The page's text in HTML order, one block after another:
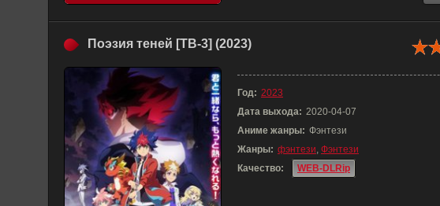
Поэзия теней [ТВ-3] (2023)
Год: 2023
Дата выхода: 2020-04-07
Аниме жанры: Фэнтези
Жанры: фэнтези, Фэнтези
Качество:
WEB-DLRip